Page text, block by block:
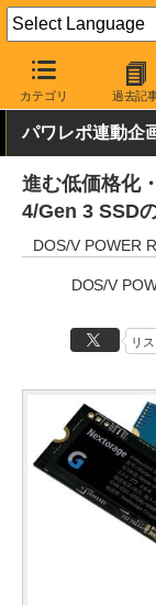
カテゴリ 過去記
AKIBA PC Hotline!
パワレポ連動企
進む低価格化
4/Gen 3 SSD
DOS/V POWER
DOS/V
リス